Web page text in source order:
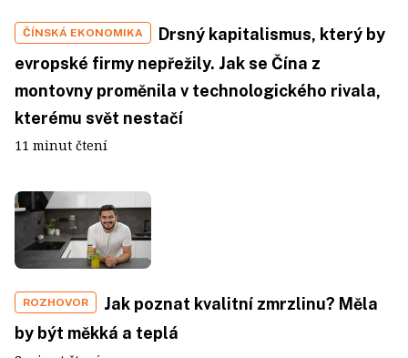
ČÍNSKÁ EKONOMIKA
Drsný kapitalismus, který by
evropské firmy nepřežily. Jak se Čína z
montovny proměnila v technologického rivala,
kterému svět nestačí
11 minut čtení
ROZHOVOR
Jak poznat kvalitní zmrzlinu? Měla
by být měkká a teplá